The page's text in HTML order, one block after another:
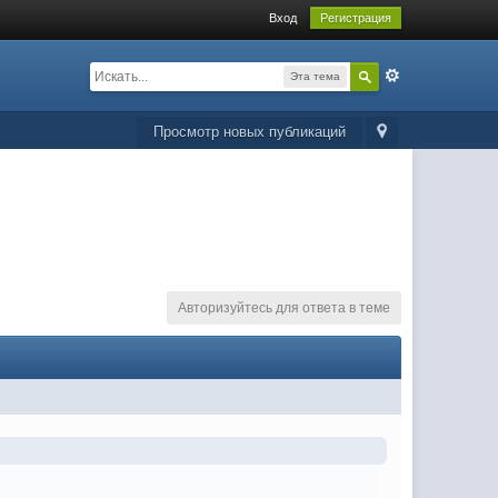
Вход Регистрация
Эта тема
Просмотр новых публикаций
Авторизуйтесь для ответа в теме